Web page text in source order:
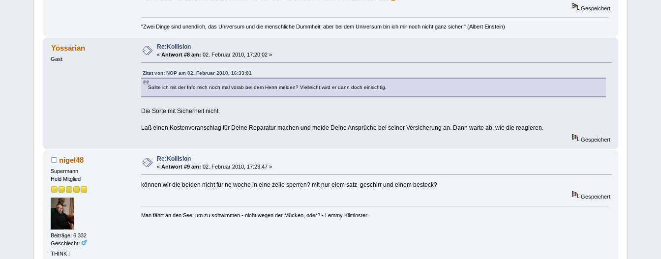
Gespeichert
"Zwei Dinge sind unendlich, das Universum und die menschliche Dummheit, aber bei dem Universum bin ich mir noch nicht ganz sicher." (Albert Einstein)
Yossarian
Gast
Re:Kollision
«Antwort #8 am: 02. Februar 2010, 17:20:02 »
Zitat von: NOP am 02. Februar 2010, 16:33:01
Sollte ich mit der Info mich noch mal vorab bei dem Herrn melden? Vielleicht wird er dann doch einsichtig.
Die Sorte mit Sicherheit nicht.
Laß einen Kostenvoranschlag für Deine Reparatur machen und melde Deine Ansprüche bei seiner Versicherung an. Dann warte ab, wie die reagieren.
Gespeichert
nigel48
Supermann
Held Mitglied
Beiträge: 6.332
Geschlecht:
THINK !
Re:Kollision
«Antwort #9 am: 02. Februar 2010, 17:23:47 »
können wir die beiden nicht für ne woche in eine zelle sperren? mit nur eiem satz geschirr und einem besteck?
Gespeichert
Man fährt an den See, um zu schwimmen - nicht wegen der Mücken, oder? - Lemmy Kilminster